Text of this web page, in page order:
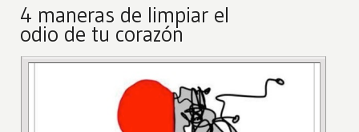
4 maneras de limpiar el
odio de tu corazón